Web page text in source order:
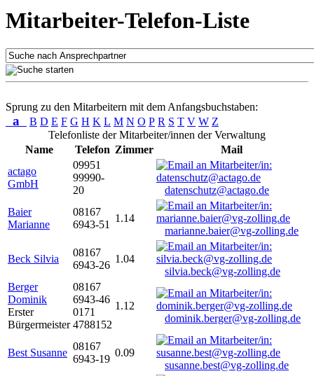
Mitarbeiter-Telefon-Liste
Sprung zu den Mitarbeitern mit dem Anfangsbuchstaben:
a B D E F G H K L M N O P R S T V W Z
Telefonliste der Mitarbeiter/innen der Verwaltung
Name
Telefon Zimmer
Mail
actago
GmbH
09951
99990-
20
datenschutz@actago.de
Baier
Marianne
08167
6943-51
1.14
marianne.baier@vg-zolling.de
Beck Silvia
08167
6943-26
1.04
silvia.beck@vg-zolling.de
Berger
Dominik
Erster
Bürgermeister
08167
6943-46
0171
4788152
1.12
dominik.berger@vg-zolling.de
Best Susanne
08167
6943-19
0.09
susanne.best@vg-zolling.de